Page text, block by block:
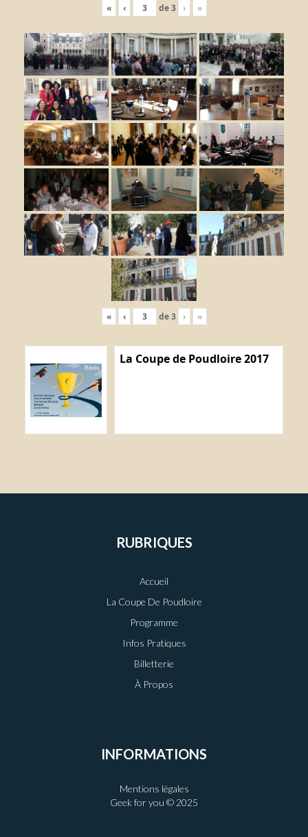
« ‹ de3 › »
« ‹ de3 › »
La Coupe de Poudloire 2017
RUBRIQUES
Accueil
La Coupe De Poudloire
Programme
Infos Pratiques
Billetterie
À Propos
INFORMATIONS
Mentions légales
Geek for you © 2025